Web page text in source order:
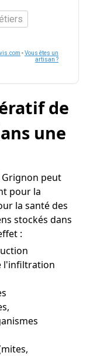
-Vous êtes un
artisan ?
de
une
Grignon peut
pour la
la santé des
stockés dans
:
l'infiltration